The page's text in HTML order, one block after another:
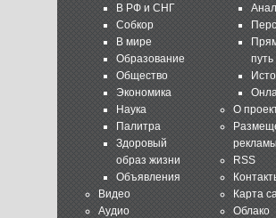
В РФ и СНГ
Собкор
В мире
Образование
Общество
Экономика
Наука
Палитра
Здоровый
образ жизни
Объявления
Видео
Аудио
путь
О
рекламы
RSS
Карта
Облако